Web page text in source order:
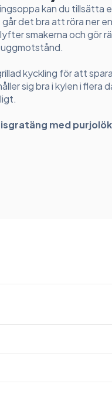
kan du
går det bra att röra ner
smakerna och gör
kyckling för att
sig bra i kylen i
med purjolök